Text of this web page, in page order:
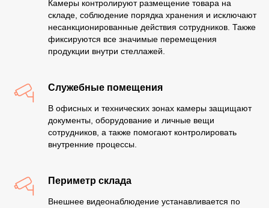
Камеры контролируют размещение товара на
складе, соблюдение порядка хранения и исключают
несанкционированные действия сотрудников. Также
фиксируются все значимые перемещения
продукции внутри стеллажей.
Служебные помещения
В офисных и технических зонах камеры защищают
документы, оборудование и личные вещи
сотрудников, а также помогают контролировать
внутренние процессы.
Периметр склада
Внешнее видеонаблюдение устанавливается по